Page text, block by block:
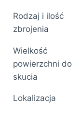
Rodzaj i ilość
zbrojenia
Wielkość
powierzchni do
skucia
Lokalizacja